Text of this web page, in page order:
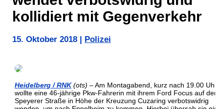
kollidiert mit Gegenverkehr
15. Oktober 2018 Polizei
Heidelberg / RNK(ots) – Am Montagabend, kurz nach 19.00 Uhr,
wollte eine 46-jährige Pkw-Fahrerin mit ihrem Ford Focus auf der
Speyerer Straße in Höhe der Kreuzung Cuzaring verbotswidrig